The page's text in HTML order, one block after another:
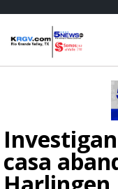
casa